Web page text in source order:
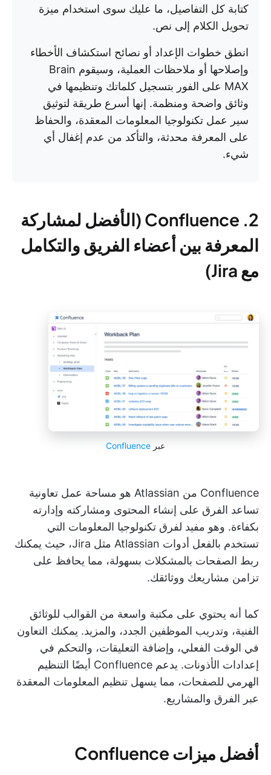
كتابة كل التفاصيل، ما عليك سوى استخدام ميزة
تحويل الكلام إلى نص.
انطق خطوات الإعداد أو نصائح استكشاف الأخطاء
وإصلاحها أو ملاحظات العملية، وسيقوم Brain
MAX على الفور بتسجيل كلماتك وتنظيمها في
وثائق واضحة ومنظمة. إنها أسرع طريقة لتوثيق
سير عمل تكنولوجيا المعلومات المعقدة، والحفاظ
على المعرفة محدثة، والتأكد من عدم إغفال أي
شيء.
2. Confluence (الأفضل لمشاركة
المعرفة بين أعضاء الفريق والتكامل
مع Jira)
عبر Confluence
Confluence من Atlassian هو مساحة عمل تعاونية
تساعد الفرق على إنشاء المحتوى ومشاركته وإدارته
بكفاءة. وهو مفيد لفرق تكنولوجيا المعلومات التي
تستخدم بالفعل أدوات Atlassian مثل Jira، حيث يمكنك
ربط الصفحات بالمشكلات بسهولة، مما يحافظ على
تزامن مشاريعك ووثائقك.
كما أنه يحتوي على مكتبة واسعة من القوالب للوثائق
الفنية، وتدريب الموظفين الجدد، والمزيد. يمكنك التعاون
في الوقت الفعلي، وإضافة التعليقات، والتحكم في
إعدادات الأذونات. يدعم Confluence أيضًا التنظيم
الهرمي للصفحات، مما يسهل تنظيم المعلومات المعقدة
عبر الفرق والمشاريع.
أفضل ميزات Confluence